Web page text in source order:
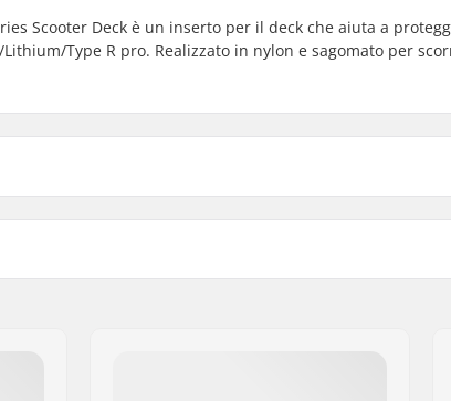
Scooter Deck è un inserto per il deck che aiuta a
Type R pro. Realizzato in nylon e sagomato per
Industries Deck davanti Plug: